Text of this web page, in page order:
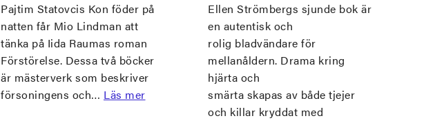
Pajtim Statovcis Kon föder på
natten får Mio Lindman att
tänka på Iida Raumas roman
Förstörelse. Dessa två böcker
är mästerverk som beskriver
försoningens och… Läs mer
Ellen Strömbergs sjunde bok är
en autentisk och
rolig bladvändare för
mellanåldern. Drama kring
hjärta och
smärta skapas av både tjejer
och killar kryddat med